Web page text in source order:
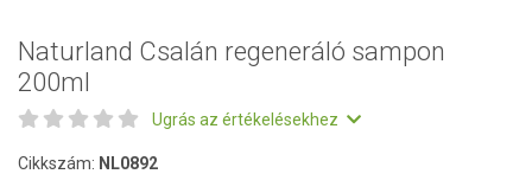
Naturland Csalán regeneráló sampon
200ml
Ugrás az értékelésekhez
Cikkszám: NL0892